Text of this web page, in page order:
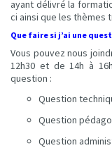
ayant délivré la
ci ainsi que les thèmes
Que faire si j’ai une
Vous pouvez nous
12h30 et de 14h à
question :
Question
Question
Question